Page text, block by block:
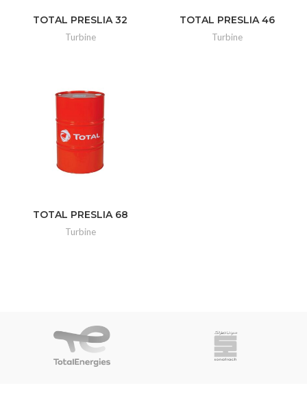
TOTAL PRESLIA 32
Turbine
TOTAL PRESLIA 46
Turbine
TOTAL PRESLIA 68
Turbine